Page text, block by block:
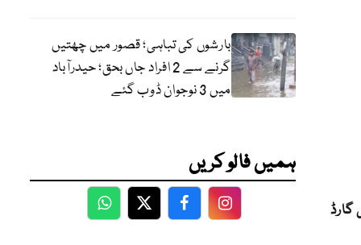
سیکیورٹی گارڈ
بارشوں کی تباہی؛ قصور میں چھتیں
گرنے سے 2 افراد جاں بحق؛ حیدرآباد
میں 3 نوجوان ڈوب گئے
ہمیں فالو کریں
WhatsApp
TwitterFacebookFacebook